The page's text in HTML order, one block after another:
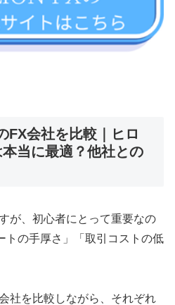
FX会社を比較｜ヒロ
当に最適？他社との
が、初心者にとって重要なの
トの手厚さ」「取引コストの低
社を比較しながら、それぞれ